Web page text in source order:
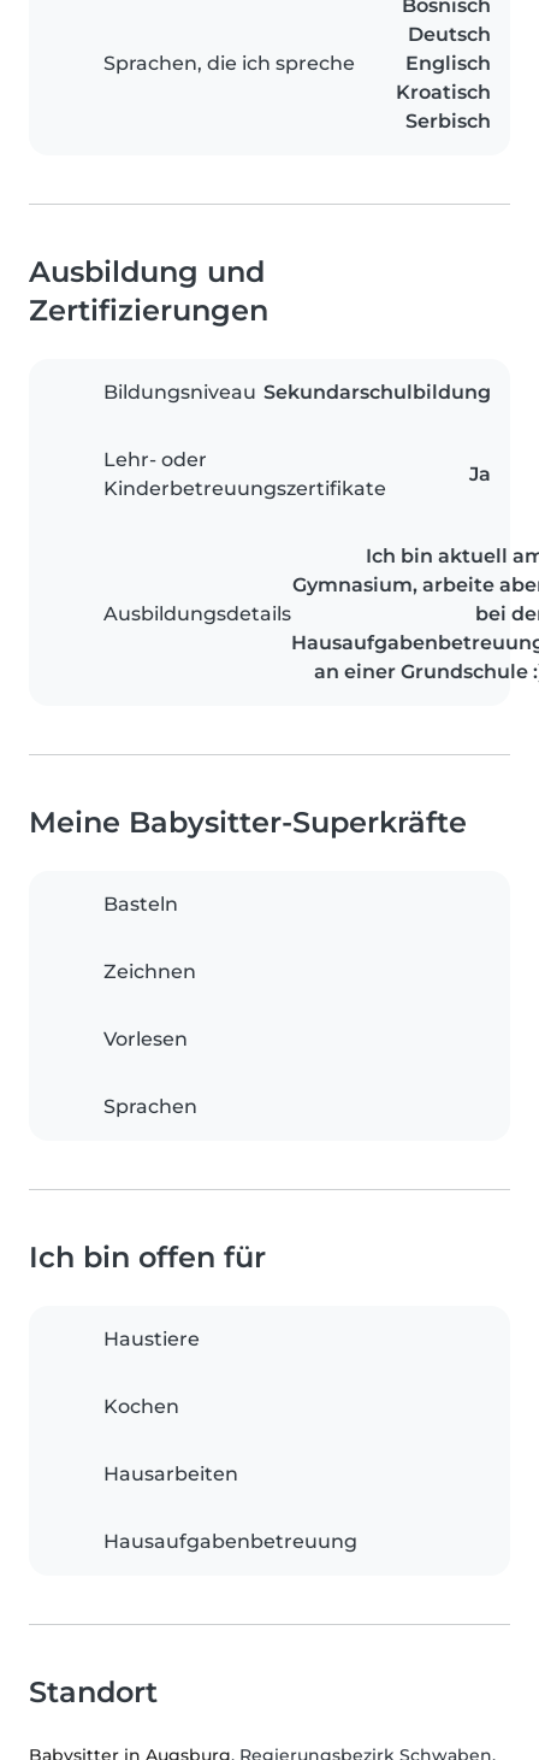
Sprachen, die ich spreche
Bosnisch
Deutsch
Englisch
Kroatisch
Serbisch
Ausbildung und
Zertifizierungen
Bildungsniveau Sekundarschulbildung
Lehr- oder
Kinderbetreuungszertifikate
Ja
Ausbildungsdetails
Ich bin aktuell
Gymnasium, arbeite
bei
an einer Grundschule
Meine Babysitter-Superkräfte
Basteln
Zeichnen
Vorlesen
Sprachen
Ich bin offen für
Haustiere
Kochen
Hausarbeiten
Hausaufgabenbetreuung
Standort